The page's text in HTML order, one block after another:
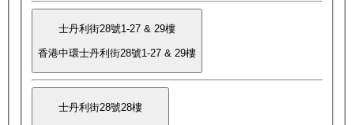
士丹利街28號1-27 & 29樓
香港中環士丹利街28號1-27 & 29樓
士丹利街28號28樓